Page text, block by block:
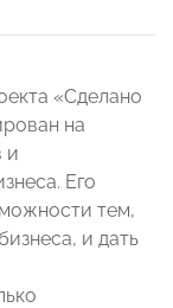
«Сделано
на
и
Его
тем,
и дать